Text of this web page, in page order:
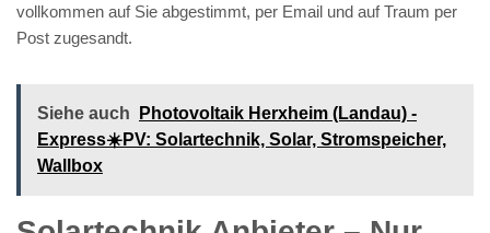
vollkommen auf Sie abgestimmt, per Email und auf Traum per
Post zugesandt.
Siehe auch
Photovoltaik Herxheim (Landau) -
Express☀️PV️: Solartechnik, Solar, Stromspeicher,
Wallbox